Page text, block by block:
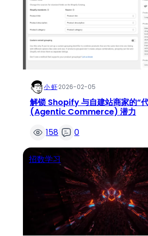
小 虾·2026-02-05
解锁 Shopify 与自建站商家的“
(Agentic Commerce) 潜力
158
0
招数学习